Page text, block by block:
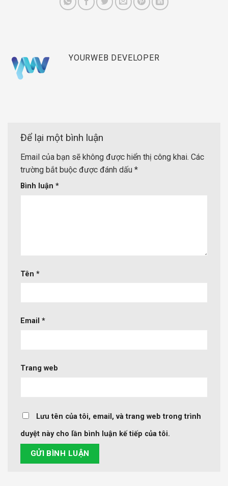
YOURWEB DEVELOPER
Để lại một bình luận
Email của bạn sẽ không được hiển thị công khai. Các
trường bắt buộc được đánh dấu *
Bình luận *
Tên *
Email *
Trang web
Lưu tên của tôi, email, và trang web trong trình
duyệt này cho lần bình luận kế tiếp của tôi.